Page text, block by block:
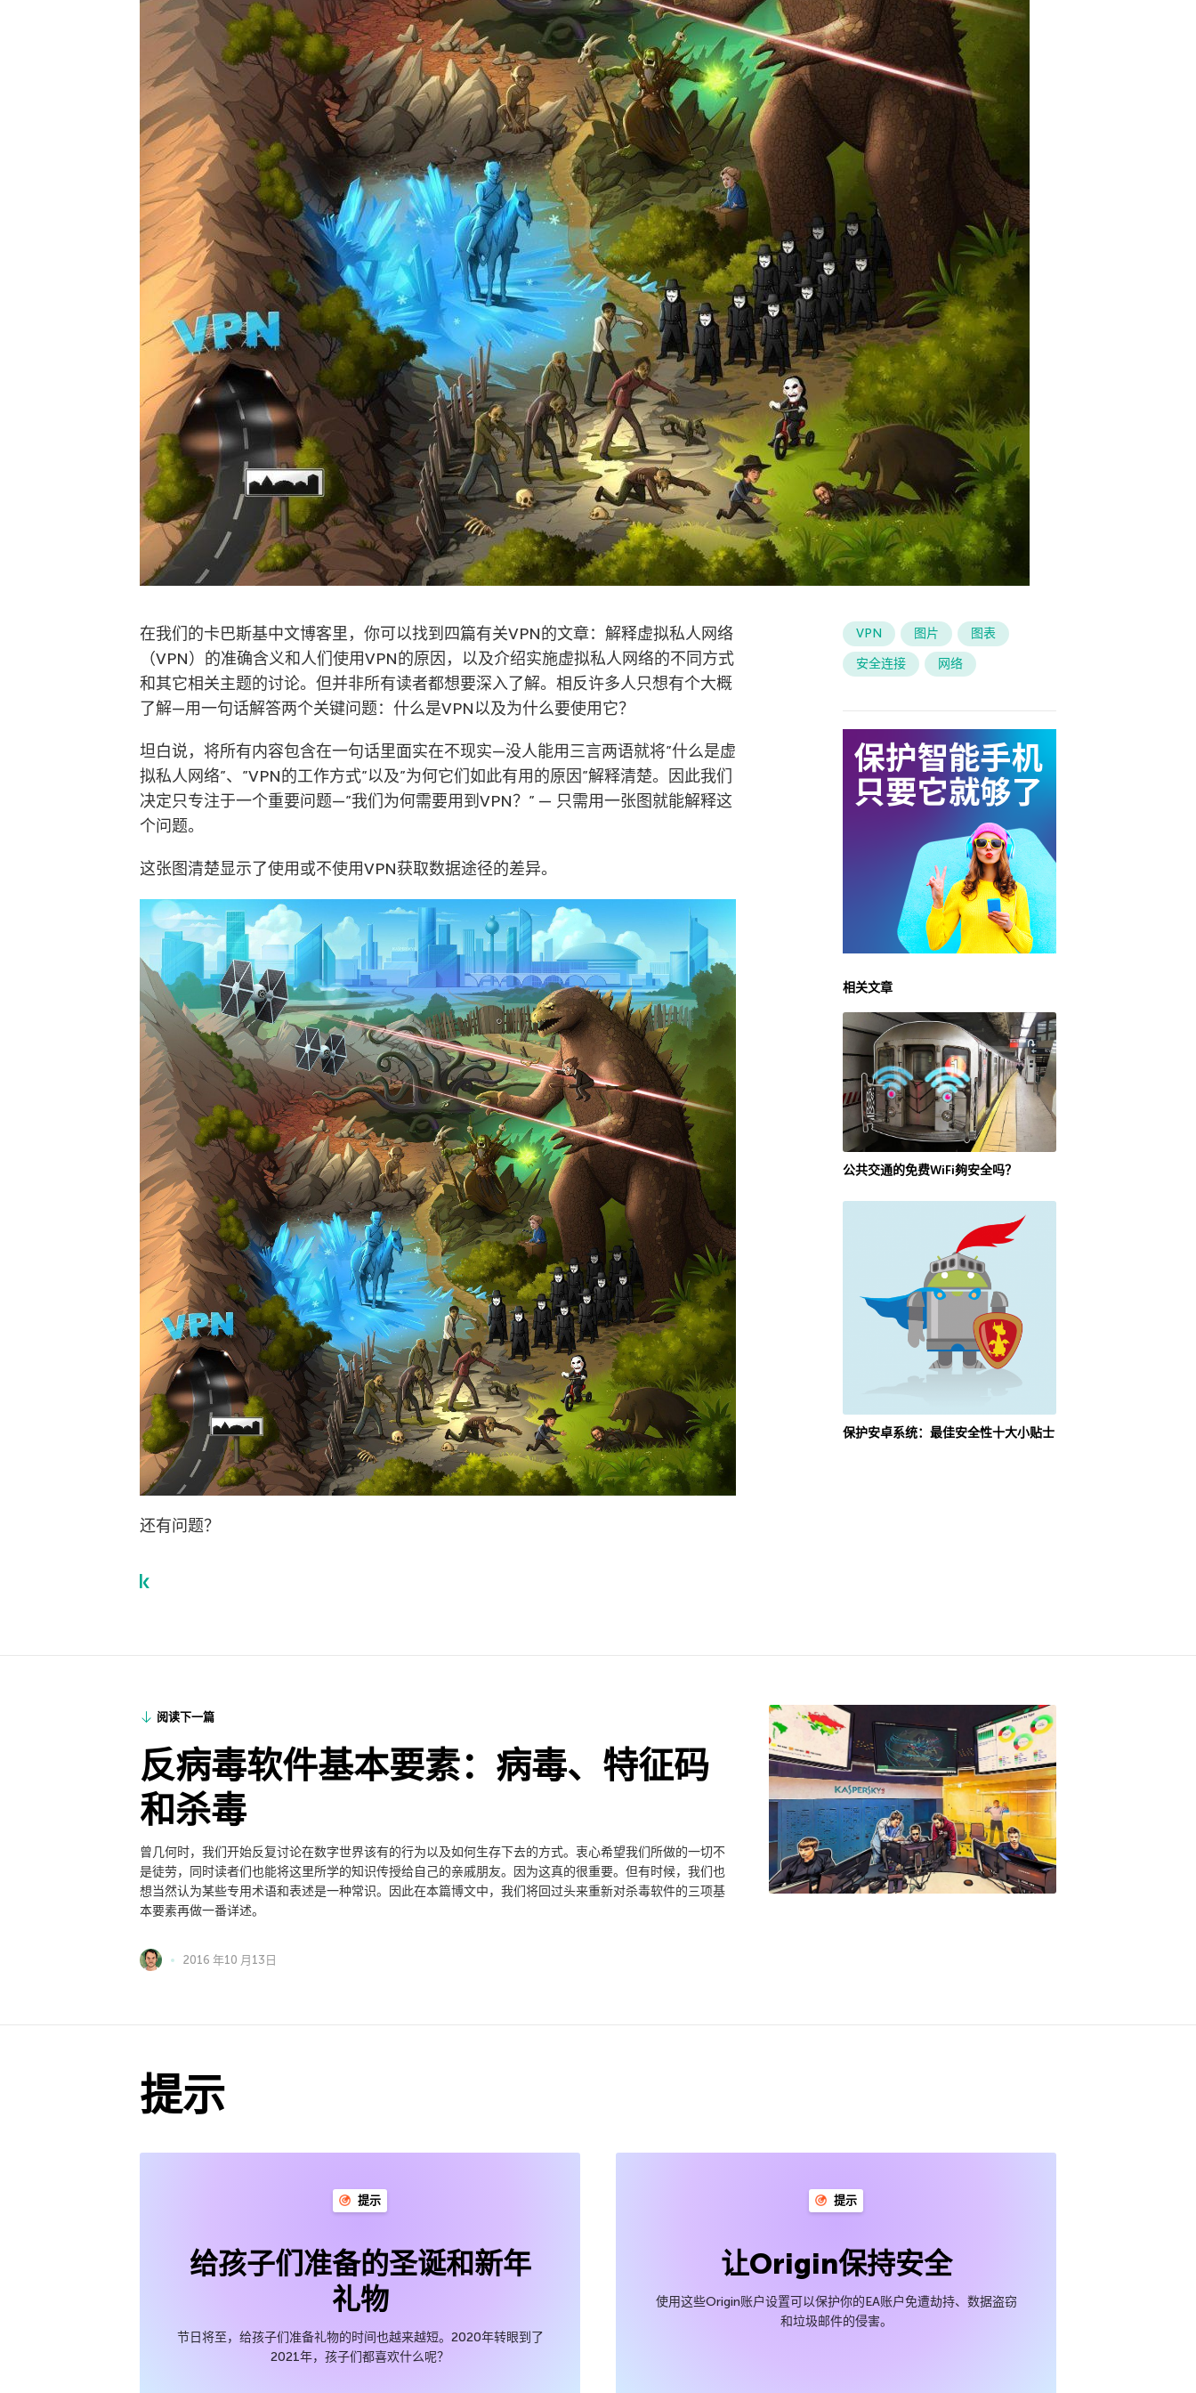
在我们的卡巴斯基中文博客里，你可以找到四篇有关VPN的文章：解释虚拟私人网络
（VPN）的准确含义和人们使用VPN的原因，以及介绍实施虚拟私人网络的不同方式
和其它相关主题的讨论。但并非所有读者都想要深入了解。相反许多人只想有个大概
了解—用一句话解答两个关键问题：什么是VPN以及为什么要使用它？
坦白说，将所有内容包含在一句话里面实在不现实—没人能用三言两语就将”什么是虚
拟私人网络”、”VPN的工作方式”以及”为何它们如此有用的原因”解释清楚。因此我们
决定只专注于一个重要问题—”我们为何需要用到VPN？” — 只需用一张图就能解释这
个问题。
这张图清楚显示了使用或不使用VPN获取数据途径的差异。
还有问题？
VPN 图片
图表
安全连接
网络
相关文章
公共交通的免费WiFi夠安全吗？
保护安卓系统：最佳安全性十大小贴士
阅读下一篇
反病毒软件基本要素：病毒、特征码
和杀毒
曾几何时，我们开始反复讨论在数字世界该有的行为以及如何生存下去的方式。衷心希望我们所做的一切不
是徒劳，同时读者们也能将这里所学的知识传授给自己的亲戚朋友。因为这真的很重要。但有时候，我们也
想当然认为某些专用术语和表述是一种常识。因此在本篇博文中，我们将回过头来重新对杀毒软件的三项基
本要素再做一番详述。
2016 年10 月13日
提示
提示
给孩子们准备的圣诞和新年
礼物
节日将至，给孩子们准备礼物的时间也越来越短。2020年转眼到了
2021年，孩子们都喜欢什么呢？
提示
让Origin保持安全
使用这些Origin账户设置可以保护你的EA账户免遭劫持、数据盗窃
和垃圾邮件的侵害。